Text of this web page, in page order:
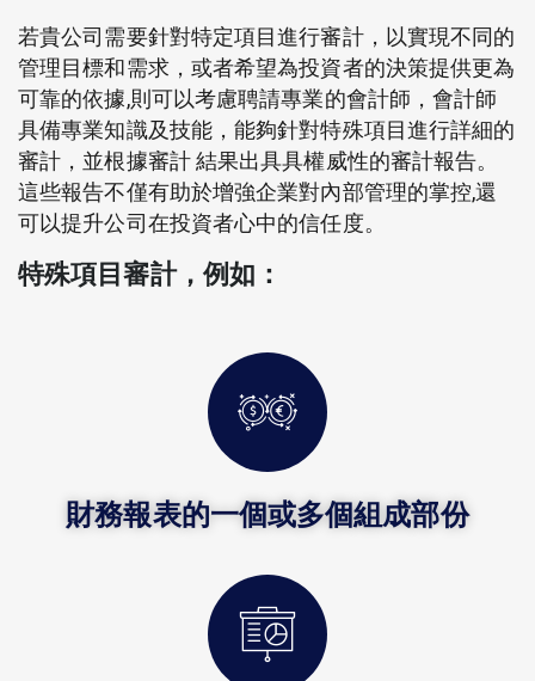
若貴公司需要針對特定項目進行審計， 以實現不同的
管理目標和需求， 或者希望為投資者的決策提供更為
可靠的依據,則可以考慮聘請專業的會計師 ，會計師
具備專業知識及技能，能夠針對特殊項目進行詳細的
審計，並根據審計 結果出具具權威性的審計報告。
這些報告不僅有助於增強企業對內部管理的掌控,還
可以提升公司在投資者心中的信任度。
特殊項目審計，例如：
財務報表的一個或多個組成部份